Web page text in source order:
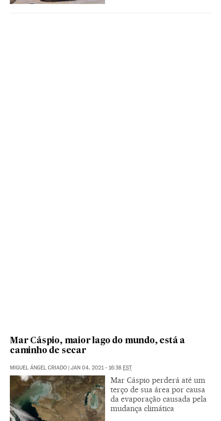
Mar Cáspio, maior lago do mundo, está a
caminho de secar
MIGUEL ÁNGEL CRIADO | JAN 04, 2021 - 16:38 EST
Mar Cáspio perderá até um
terço de sua área por causa
da evaporação causada pela
mudança climática